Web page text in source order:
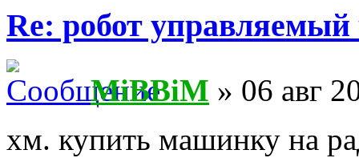
Re: робот управляемый
MiBBiM » 06 авг
хм. купить машинку на